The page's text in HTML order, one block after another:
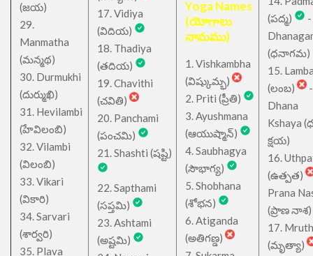
(జయ)
29.
Manmatha
(మన్మథ)
30. Durmukhi
(దుర్ముఖి)
31. Hevilambi
(హేవిలంబి)
32. Vilambi
(విలంబి)
33. Vikari
(వికారి)
34. Sarvari
(శార్వరి)
35. Plava
17. Vidiya
(విదియ)
18. Thadiya
(తదియ)
19. Chavithi
(చవితి)
20. Panchami
(పంచమి)
21. Shashti (షష్టి)
22. Sapthami
(సప్తమి)
23. Ashtami
(అష్టమి)
Yoga Names
(యోగాలు
నామము)
1. Vishkambha
(విష్కుమ్భ)
2. Priti (ప్రీతి)
3. Ayushmana
(ఆయుష్మాన్)
4. Saubhagya
(సౌభాగ్య)
5. Shobhana
(శోభన)
6. Atiganda
(అతిగణ్డ)
(పద్మ)
-
(ధనాగమ)
15.
(లంబ)
-
Dhana
Kshaya
క్షయ)
16.
(ఉత్పత)
Prana
(ప్రాణ నాశ)
17.
(మృత్యా)